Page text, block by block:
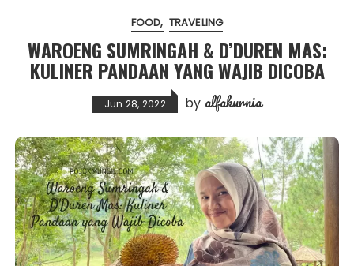
FOOD TRAVELING
WAROENG SUMRINGAH & D’DUREN MAS:
KULINER PANDAAN YANG WAJIB DICOBA
Jun 28, 2022 by alfakurnia